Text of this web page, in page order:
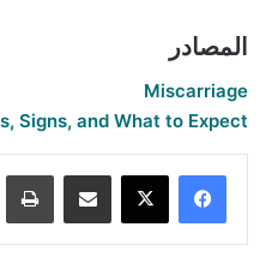
المصادر
Miscarriage
Signs, and What to Expect
مشاركة عبر البريد